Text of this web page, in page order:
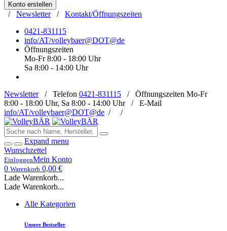
Konto erstellen
/ Newsletter/ Kontakt/Öffnungszeiten
0421-831115
info/AT/volleybaer@DOT@de
Öffnungszeiten
Mo-Fr 8:00 - 18:00 Uhr
Sa 8:00 - 14:00 Uhr
Newsletter/ Telefon 0421-831115 / Öffnungszeiten Mo-Fr
8:00 - 18:00 Uhr, Sa 8:00 - 14:00 Uhr / E-Mail
info/AT/volleybaer@DOT@de / /
Expand menu
Wunschzettel
EinloggenMein Konto
0 Warenkorb 0,00 €
Lade Warenkorb...
Lade Warenkorb...
Alle Kategorien
Unsere Bestseller